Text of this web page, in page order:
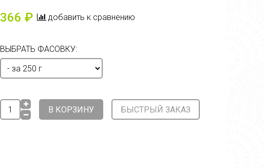
366 ₽ добавить к сравнению
ВЫБРАТЬ ФАСОВКУ:
В КОРЗИНУ БЫСТРЫЙ ЗАКАЗ